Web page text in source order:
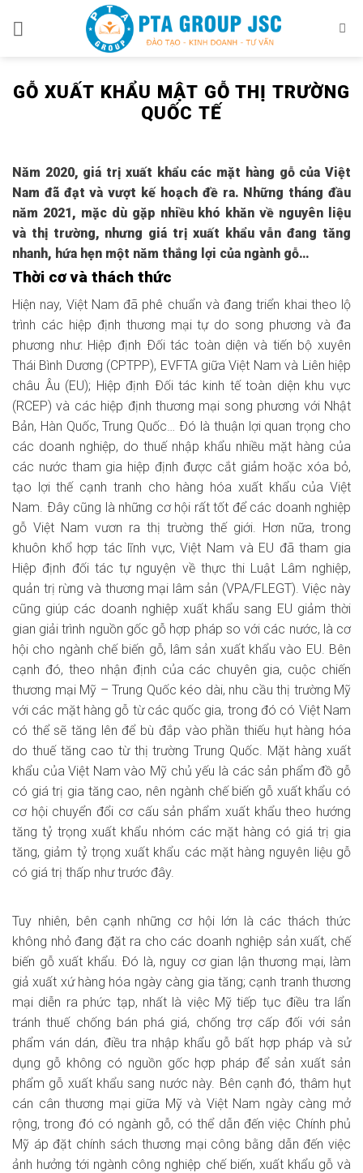
GỖ XUẤT KHẨU MẬT GỖ THỊ TRƯỜNG
QUỐC TẾ
Năm 2020, giá trị xuất khẩu các mặt hàng gỗ của Việt
Nam đã đạt và vượt kế hoạch đề ra. Những tháng đầu
năm 2021, mặc dù gặp nhiều khó khăn về nguyên liệu
và thị trường, nhưng giá trị xuất khẩu vẫn đang tăng
nhanh, hứa hẹn một năm thắng lợi của ngành gỗ…
Thời cơ và thách thức
Hiện nay, Việt Nam đã phê chuẩn và đang triển khai theo lộ
trình các hiệp định thương mại tự do song phương và đa
phương như: Hiệp định Ðối tác toàn diện và tiến bộ xuyên
Thái Bình Dương (CPTPP), EVFTA giữa Việt Nam và Liên hiệp
châu Âu (EU); Hiệp định Ðối tác kinh tế toàn diện khu vực
(RCEP) và các hiệp định thương mại song phương với Nhật
Bản, Hàn Quốc, Trung Quốc… Ðó là thuận lợi quan trọng cho
các doanh nghiệp, do thuế nhập khẩu nhiều mặt hàng của
các nước tham gia hiệp định được cắt giảm hoặc xóa bỏ,
tạo lợi thế cạnh tranh cho hàng hóa xuất khẩu của Việt
Nam. Ðây cũng là những cơ hội rất tốt để các doanh nghiệp
gỗ Việt Nam vươn ra thị trường thế giới. Hơn nữa, trong
khuôn khổ hợp tác lĩnh vực, Việt Nam và EU đã tham gia
Hiệp định đối tác tự nguyện về thực thi Luật Lâm nghiệp,
quản trị rừng và thương mại lâm sản (VPA/FLEGT). Việc này
cũng giúp các doanh nghiệp xuất khẩu sang EU giảm thời
gian giải trình nguồn gốc gỗ hợp pháp so với các nước, là cơ
hội cho ngành chế biến gỗ, lâm sản xuất khẩu vào EU. Bên
cạnh đó, theo nhận định của các chuyên gia, cuộc chiến
thương mại Mỹ – Trung Quốc kéo dài, nhu cầu thị trường Mỹ
với các mặt hàng gỗ từ các quốc gia, trong đó có Việt Nam
có thể sẽ tăng lên để bù đắp vào phần thiếu hụt hàng hóa
do thuế tăng cao từ thị trường Trung Quốc. Mặt hàng xuất
khẩu của Việt Nam vào Mỹ chủ yếu là các sản phẩm đồ gỗ
có giá trị gia tăng cao, nên ngành chế biến gỗ xuất khẩu có
cơ hội chuyển đổi cơ cấu sản phẩm xuất khẩu theo hướng
tăng tỷ trọng xuất khẩu nhóm các mặt hàng có giá trị gia
tăng, giảm tỷ trọng xuất khẩu các mặt hàng nguyên liệu gỗ
có giá trị thấp như trước đây.
Tuy nhiên, bên cạnh những cơ hội lớn là các thách thức
không nhỏ đang đặt ra cho các doanh nghiệp sản xuất, chế
biến gỗ xuất khẩu. Ðó là, nguy cơ gian lận thương mại, làm
giả xuất xứ hàng hóa ngày càng gia tăng; cạnh tranh thương
mại diễn ra phức tạp, nhất là việc Mỹ tiếp tục điều tra lẩn
tránh thuế chống bán phá giá, chống trợ cấp đối với sản
phẩm ván dán, điều tra nhập khẩu gỗ bất hợp pháp và sử
dụng gỗ không có nguồn gốc hợp pháp để sản xuất sản
phẩm gỗ xuất khẩu sang nước này. Bên cạnh đó, thâm hụt
cán cân thương mại giữa Mỹ và Việt Nam ngày càng mở
rộng, trong đó có ngành gỗ, có thể dẫn đến việc Chính phủ
Mỹ áp đặt chính sách thương mại công bằng dẫn đến việc
ảnh hưởng tới ngành công nghiệp chế biến, xuất khẩu gỗ và